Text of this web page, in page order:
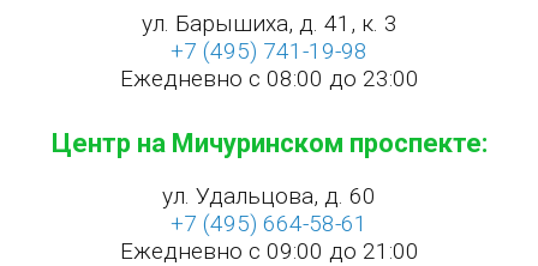
ул. Барышиха, д. 41, к. 3
+7 (495) 741-19-98
Ежедневно с 08:00 до 23:00
Центр на Мичуринском проспекте:
ул. Удальцова, д. 60
+7 (495) 664-58-61
Ежедневно с 09:00 до 21:00